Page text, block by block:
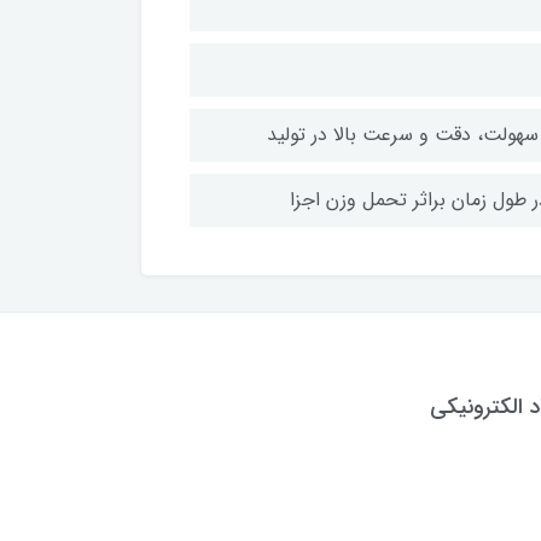
طول زمان براثر تحمل وزن اجزا
الکترونیکی